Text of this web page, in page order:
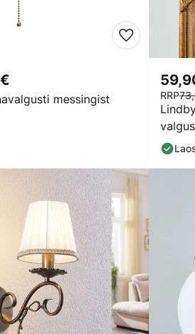
messingist RRP